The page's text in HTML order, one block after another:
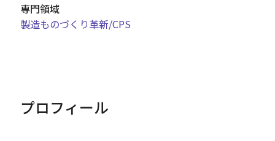
専門領域
製造ものづくり革新/CPS
プロフィール